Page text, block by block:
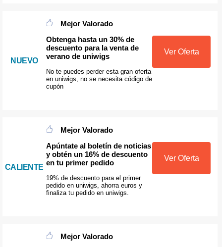
NUEVO
Mejor Valorado
Obtenga hasta un 30% de
descuento para la venta de
verano de uniwigs
No te puedes perder esta gran oferta
en uniwigs, no se necesita código de
cupón
Ver Oferta
CALIENTE
Mejor Valorado
Apúntate al boletín de noticias
y obtén un 16% de descuento
en tu primer pedido
19% de descuento para el primer
pedido en uniwigs, ahorra euros y
finaliza tu pedido en uniwigs.
Ver Oferta
Mejor Valorado